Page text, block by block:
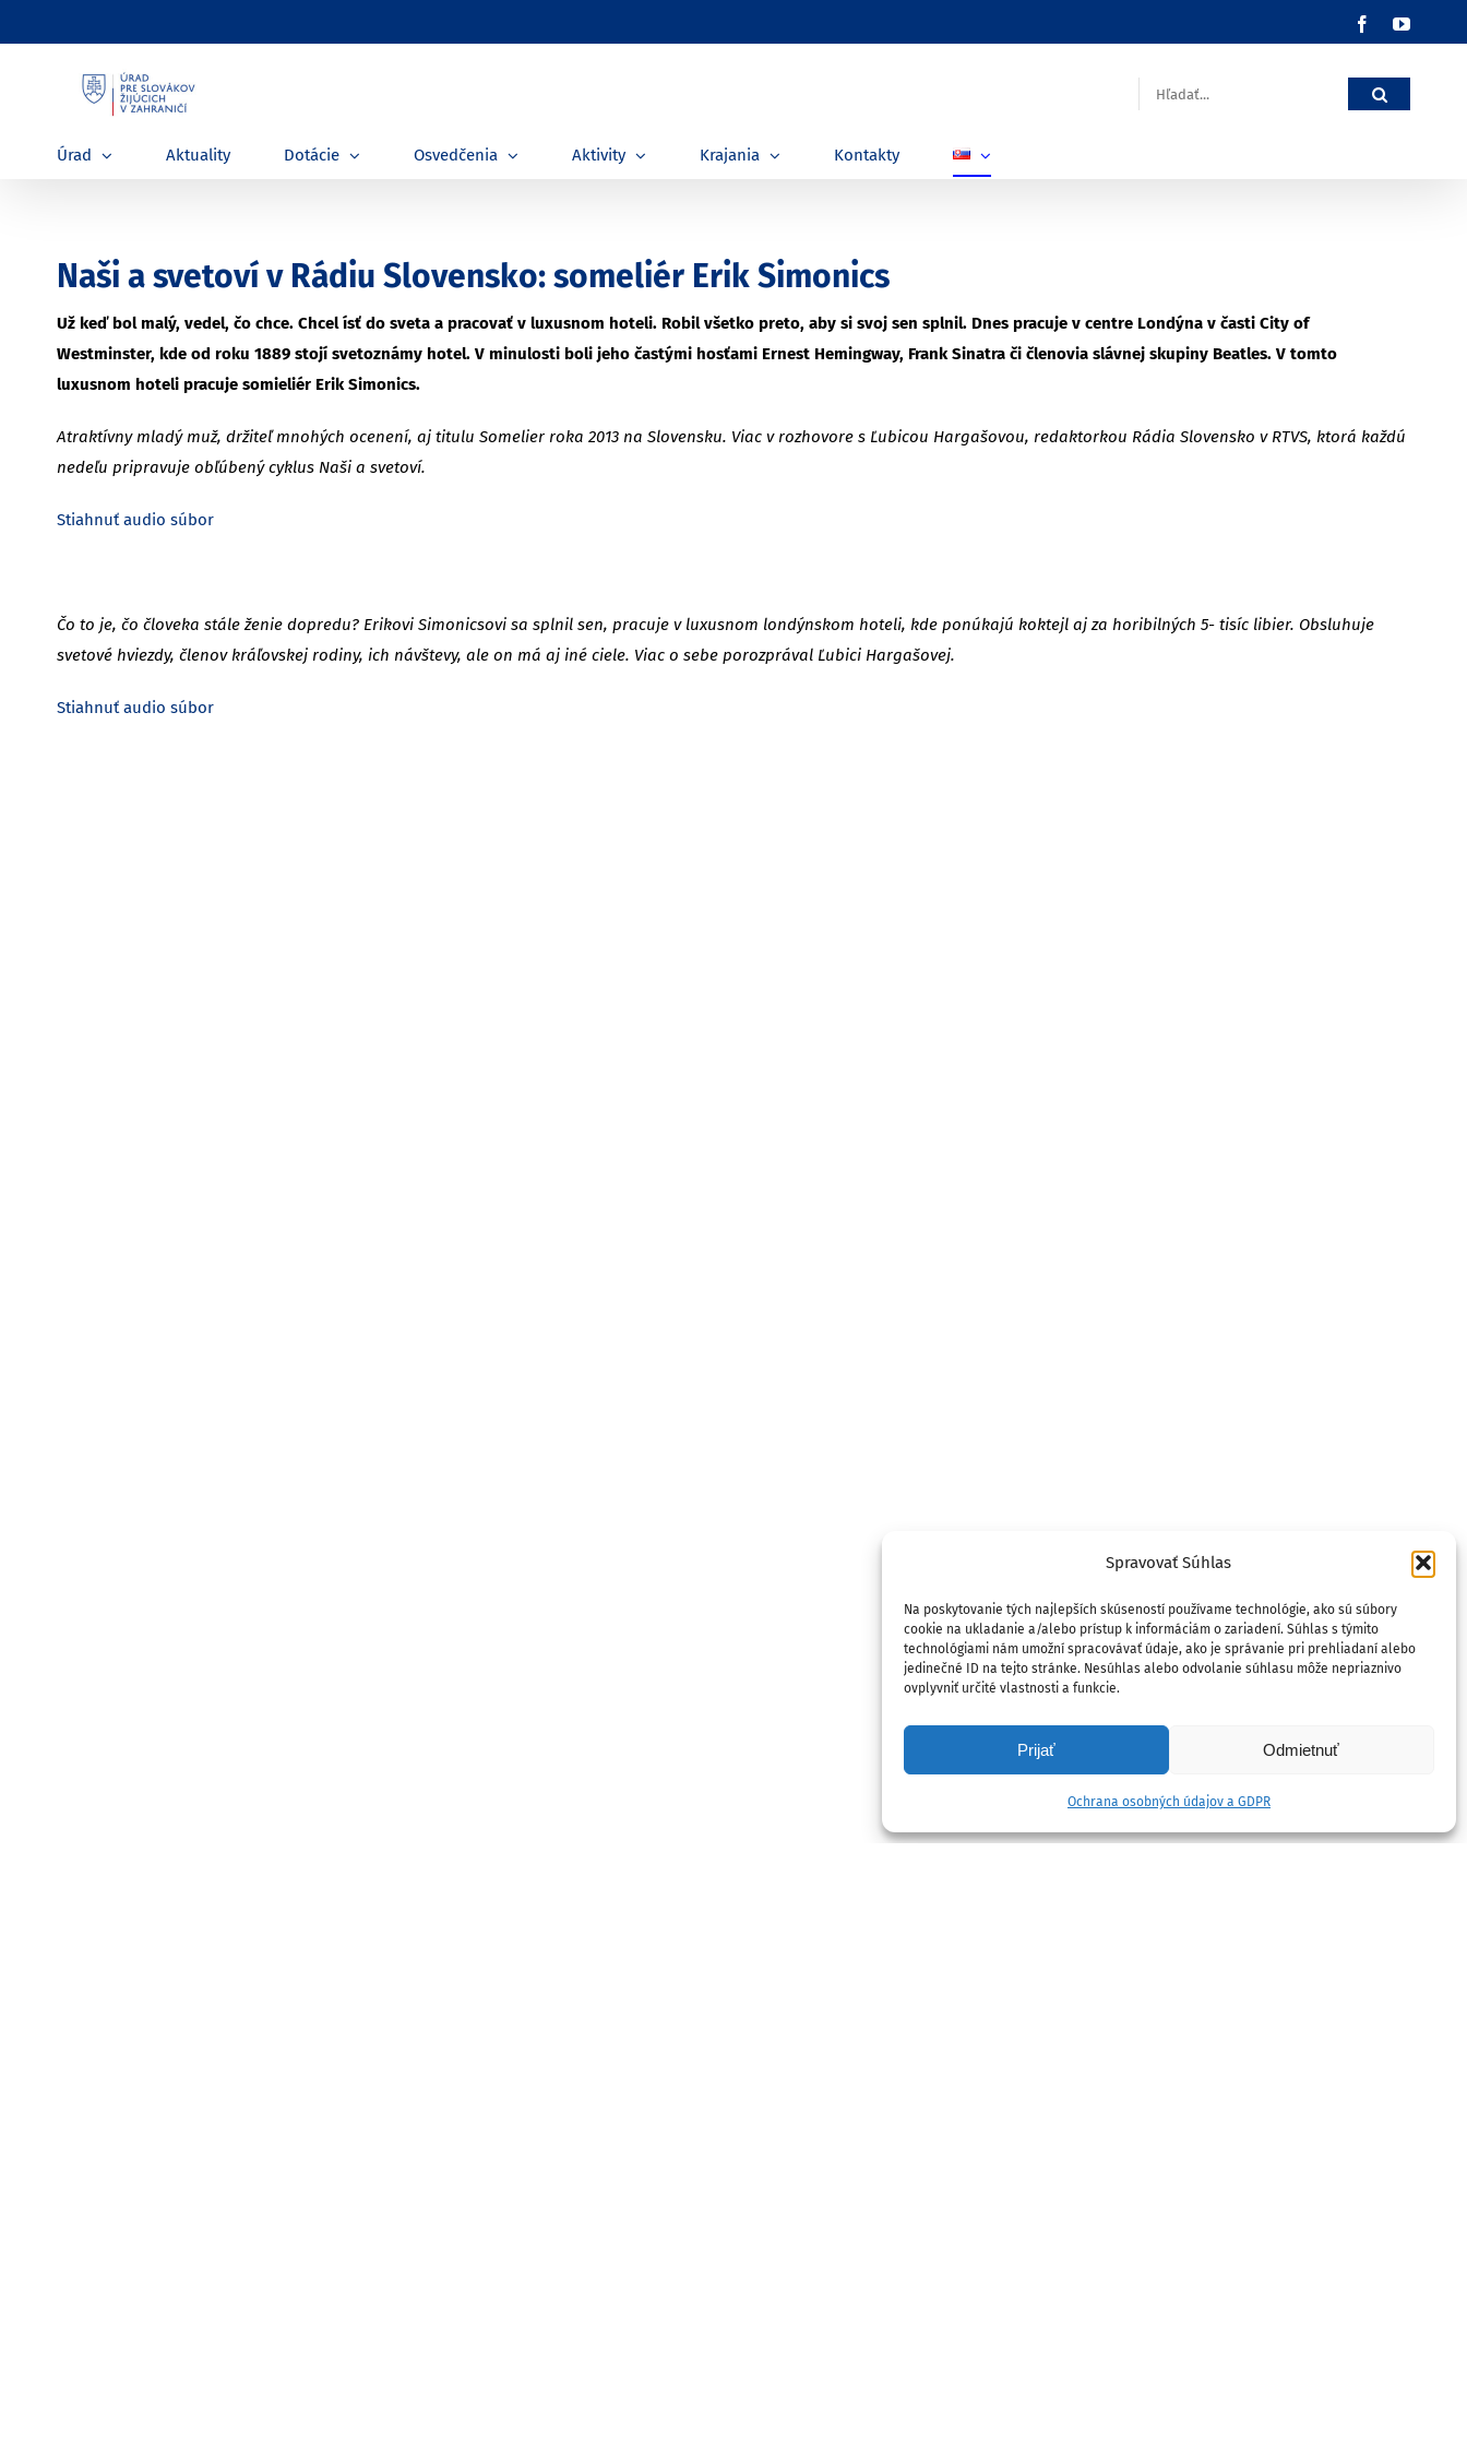
Spravovať Súhlas
Na poskytovanie tých najlepších skúseností používame technológie, ako sú súbory
cookie na ukladanie a/alebo prístup k informáciám o zariadení. Súhlas s týmito
technológiami nám umožní spracovávať údaje, ako je správanie pri prehliadaní alebo
jedinečné ID na tejto stránke. Nesúhlas alebo odvolanie súhlasu môže nepriaznivo
ovplyvniť určité vlastnosti a funkcie.
Prijať Odmietnuť
Ochrana osobných údajov a GDPR
to
Facebook
Hľadať:
Úrad Aktuality Dotácie Osvedčenia Aktivity Krajania Kontakty
Naši a svetoví v Rádiu Slovensko: someliér Erik Simonics
Už keď bol malý, vedel, čo chce. Chcel ísť do sveta a pracovať v luxusnom hoteli. Robil všetko preto, aby si svoj sen splnil. Dnes pracuje v centre Londýna v časti City of
Westminster, kde od roku 1889 stojí svetoznámy hotel. V minulosti boli jeho častými hosťami Ernest Hemingway, Frank Sinatra či členovia slávnej skupiny Beatles. V tomto
luxusnom hoteli pracuje somieliér Erik Simonics.
Atraktívny mladý muž, držiteľ mnohých ocenení, aj titulu Somelier roka 2013 na Slovensku. Viac v rozhovore s Ľubicou Hargašovou, redaktorkou Rádia Slovensko v RTVS, ktorá každú
nedeľu pripravuje obľúbený cyklus Naši a svetoví.
Stiahnuť audio súbor
Čo to je, čo človeka stále ženie dopredu? Erikovi Simonicsovi sa splnil sen, pracuje v luxusnom londýnskom hoteli, kde ponúkajú koktejl aj za horibilných 5- tisíc libier. Obsluhuje
svetové hviezdy, členov kráľovskej rodiny, ich návštevy, ale on má aj iné ciele. Viac o sebe porozprával Ľubici Hargašovej.
Stiahnuť audio súbor